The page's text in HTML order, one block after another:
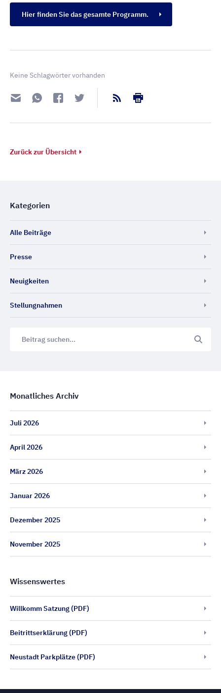
Hier finden Sie das gesamte Programm.
Keine Schlagwörter vorhanden
Zurück zur Übersicht
Kategorien
Alle Beiträge
Presse
Neuigkeiten
Stellungnahmen
Monatliches Archiv
Juli 2026
April 2026
März 2026
Januar 2026
Dezember 2025
November 2025
Wissenswertes
Willkomm Satzung (PDF)
Beitrittserklärung (PDF)
Neustadt Parkplätze (PDF)